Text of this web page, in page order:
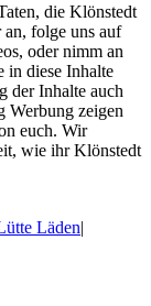
die Klönstedt
folge uns auf
oder nimm an
in diese Inhalte
der Inhalte auch
Werbung zeigen
euch. Wir
wie ihr Klönstedt
Läden|